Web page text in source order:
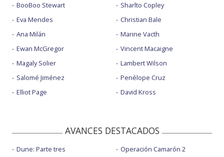
BooBoo Stewart
Eva Mendes
Ana Milán
Ewan McGregor
Magaly Solier
Salomé Jiménez
Elliot Page
Sharlto Copley
Christian Bale
Marine Vacth
Vincent Macaigne
Lambert Wilson
Penélope Cruz
David Kross
AVANCES DESTACADOS
Dune: Parte tres
Operación Camarón 2